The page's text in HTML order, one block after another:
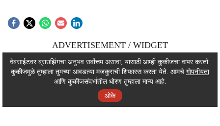
ADVERTISEMENT / WIDGET
ADVERTISEMENT / WIDGET
ADVERTISEMENT / WIDGET
वेबसाईटवर ब्राउझिंगचा अनुभव सर्वोत्तम असावा, यासाठी आम्ही कुकीजचा वापर करतो.
कुकीजमुळे तुम्हाला तुमच्या आवडत्या मजकुराची शिफारस करता येते. आमचे गोपनीयता
आणि कुकीजसंदर्भातील धोरण तुम्हाला मान्य आहे.
ओके